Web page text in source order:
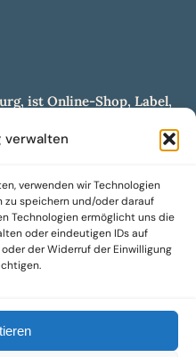
verwalten
verwenden wir Technologien
zu speichern und/oder darauf
Technologien ermöglicht uns die
oder eindeutigen IDs auf
der Widerruf der Einwilligung
ist Online-Shop, Label,
Vinyl-Presswerk und
sowohl hochgradig
Titeln und -Formaten auf
nach Zustand bewertete
unabhängige Künstler und
maßgeschneiderte Lösungen